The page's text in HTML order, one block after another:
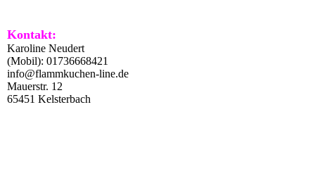
Kontakt:
Karoline Neudert
(Mobil): 01736668421
info@flammkuchen-line.de
Mauerstr. 12
65451 Kelsterbach